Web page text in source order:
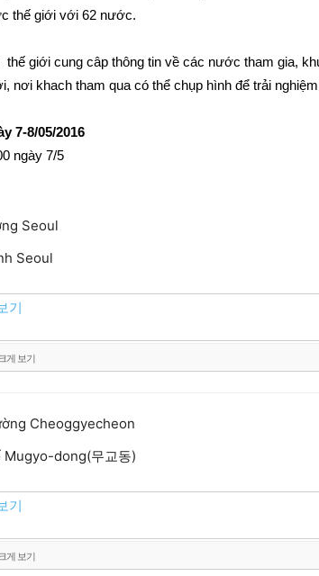
thế giới với 62 nước.
thế giới cung câp thông tin về các nước tham gia,
nơi khach tham qua có thể chụp hình để trải
7-8/05/2016
ngày 7/5
Seoul
Seoul
게 보기
Cheoggyecheon
dong(무교동)
게 보기